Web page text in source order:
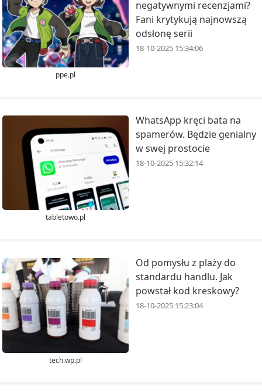
ppe.pl
negatywnymi recenzjami?
Fani krytykują najnowszą
odsłonę serii
18-10-2025 15:34:06
tabletowo.pl
WhatsApp kręci bata na
spamerów. Będzie genialny
w swej prostocie
18-10-2025 15:32:14
tech.wp.pl
Od pomysłu z plaży do
standardu handlu. Jak
powstał kod kreskowy?
18-10-2025 15:23:04